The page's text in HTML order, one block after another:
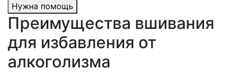
Нужна помощь
Преимущества вшивания
для избавления от
алкоголизма